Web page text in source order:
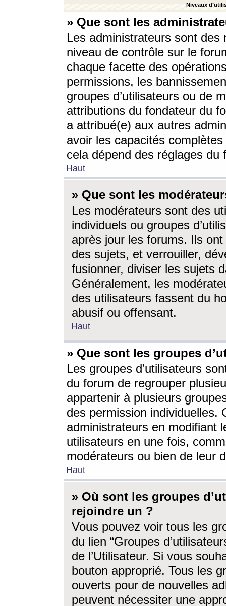
Niveaux
» Que sont les
Les administrateurs sont
niveau de contrôle sur le
chaque facette des
permissions, les
groupes d’utilisateurs ou de
attributions du fondateur du
a attribué(e) aux autres
avoir les capacités
cela dépend des réglages du
Haut
» Que sont les
Les modérateurs sont des
individuels ou groupes
après jour les forums. Ils ont
des sujets, et verrouiller,
fusionner, diviser les sujets
Généralement, les
des utilisateurs fassent du
abusif ou offensant.
Haut
» Que sont les groupes
Les groupes d’utilisateurs
du forum de regrouper
appartenir à plusieurs
des permission individuelles.
administrateurs en modifiant
utilisateurs en une fois,
modérateurs ou bien de leur
Haut
» Où sont les groupes
rejoindre un ?
Vous pouvez voir tous les
du lien “Groupes
de l’Utilisateur. Si vous
bouton approprié. Tous les
ouverts pour de nouvelles
peuvent nécessiter une